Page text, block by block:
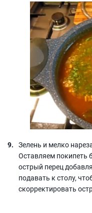
Зелень и мелко
Оставляем покипеть
острый перец
подавать к столу,
скорректировать